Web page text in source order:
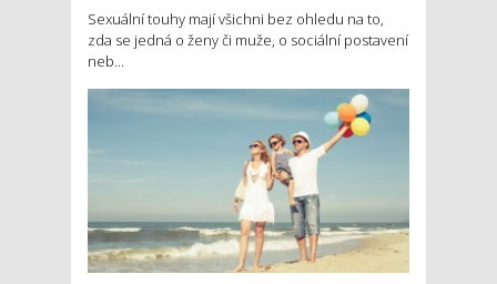
Sexuální touhy mají všichni bez ohledu na to,
zda se jedná o ženy či muže, o sociální postavení
neb...